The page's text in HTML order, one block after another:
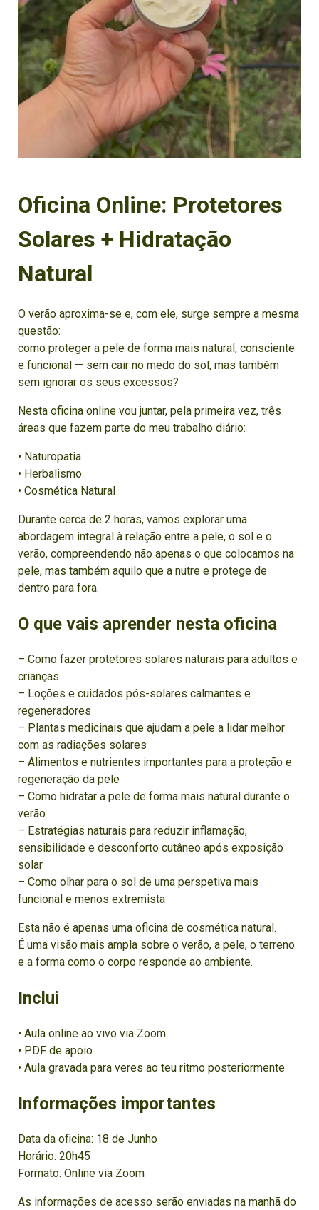
Oficina Online: Protetores
Solares + Hidratação
Natural
O verão aproxima-se e, com ele, surge sempre a mesma
questão:
como proteger a pele de forma mais natural, consciente
e funcional — sem cair no medo do sol, mas também
sem ignorar os seus excessos?
Nesta oficina online vou juntar, pela primeira vez, três
áreas que fazem parte do meu trabalho diário:
• Naturopatia
• Herbalismo
• Cosmética Natural
Durante cerca de 2 horas, vamos explorar uma
abordagem integral à relação entre a pele, o sol e o
verão, compreendendo não apenas o que colocamos na
pele, mas também aquilo que a nutre e protege de
dentro para fora.
O que vais aprender nesta oficina
– Como fazer protetores solares naturais para adultos e
crianças
– Loções e cuidados pós-solares calmantes e
regeneradores
– Plantas medicinais que ajudam a pele a lidar melhor
com as radiações solares
– Alimentos e nutrientes importantes para a proteção e
regeneração da pele
– Como hidratar a pele de forma mais natural durante o
verão
– Estratégias naturais para reduzir inflamação,
sensibilidade e desconforto cutâneo após exposição
solar
– Como olhar para o sol de uma perspetiva mais
funcional e menos extremista
Esta não é apenas uma oficina de cosmética natural.
É uma visão mais ampla sobre o verão, a pele, o terreno
e a forma como o corpo responde ao ambiente.
Inclui
• Aula online ao vivo via Zoom
• PDF de apoio
• Aula gravada para veres ao teu ritmo posteriormente
Informações importantes
Data da oficina: 18 de Junho
Horário: 20h45
Formato: Online via Zoom
As informações de acesso serão enviadas na manhã do